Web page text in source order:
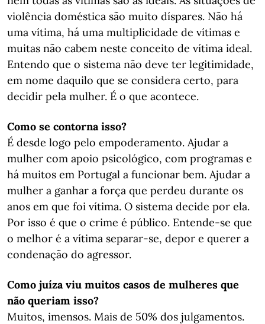
violência doméstica são muito díspares. Não há
uma vítima, há uma multiplicidade de vítimas e
muitas não cabem neste conceito de vítima ideal.
Entendo que o sistema não deve ter legitimidade,
em nome daquilo que se considera certo, para
decidir pela mulher. É o que acontece.
Como se contorna isso?
É desde logo pelo empoderamento. Ajudar a
mulher com apoio psicológico, com programas e
há muitos em Portugal a funcionar bem. Ajudar a
mulher a ganhar a força que perdeu durante os
anos em que foi vítima. O sistema decide por ela.
Por isso é que o crime é público. Entende-se que
o melhor é a vítima separar-se, depor e querer a
condenação do agressor.
Como juíza viu muitos casos de mulheres que
não queriam isso?
Muitos, imensos. Mais de 50% dos julgamentos.